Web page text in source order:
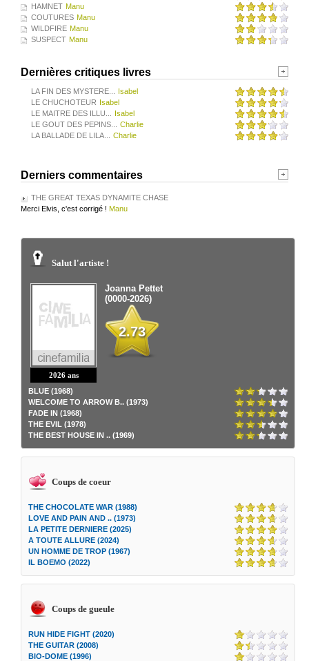
HAMNET Manu
COUTURES Manu
WILDFIRE Manu
SUSPECT Manu
Dernières critiques livres
LA FIN DES MYSTERE...
Isabel
LE CHUCHOTEUR Isabel
LE MAITRE DES ILLU...
Isabel
LE GOUT DES PEPINS...
Charlie
LA BALLADE DE LILA...
Charlie
Derniers commentaires
THE GREAT TEXAS DYNAMITE CHASE
Merci Elvis, c'est corrigé ! Manu
Salut l'artiste !
2026 ans
Joanna Pettet
(0000-2026)
2.73
BLUE (1968)
WELCOME TO ARROW B.. (1973)
FADE IN (1968)
THE EVIL (1978)
THE BEST HOUSE IN .. (1969)
Coups de coeur
THE CHOCOLATE WAR (1988)
LOVE AND PAIN AND .. (1973)
LA PETITE DERNIERE (2025)
A TOUTE ALLURE (2024)
UN HOMME DE TROP (1967)
IL BOEMO (2022)
Coups de gueule
RUN HIDE FIGHT (2020)
THE GUITAR (2008)
BIO-DOME (1996)